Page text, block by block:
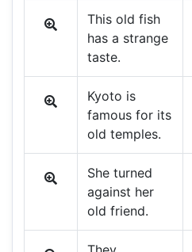
This old fish
has a strange
taste.
Kyoto is
famous for its
old temples.
She turned
against her
old friend.